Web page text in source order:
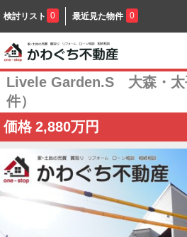
検討リスト 0 最近見た物件 0
Livele Garden.S 大森・
件）
価格 2,880万円